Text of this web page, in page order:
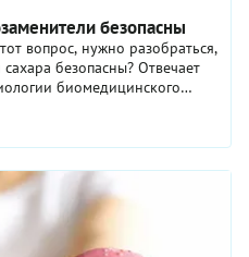
безопасны
вопрос, нужно разобраться,
безопасны? Отвечает
биомедицинского